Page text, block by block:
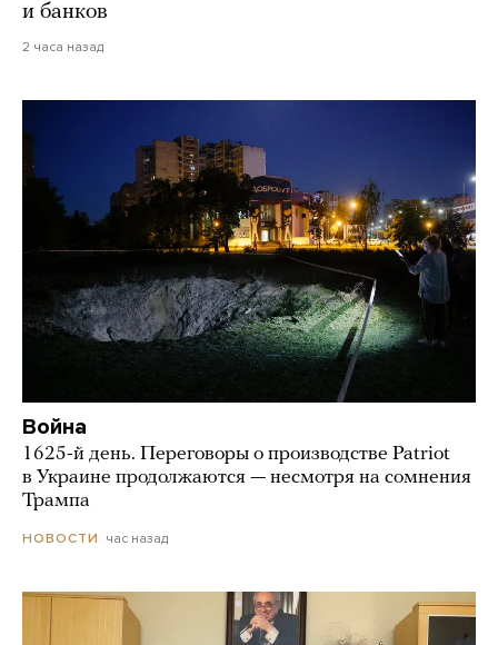
и банков
2 часа назад
Война
1625-й день. Переговоры о производстве Patriot
в Украине продолжаются — несмотря на сомнения
Трампа
НОВОСТИ час назад